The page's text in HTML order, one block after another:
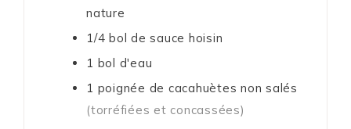
nature
1/4 bol de sauce hoisin
1 bol d'eau
1 poignée de cacahuètes non salés
(torréfiées et concassées)